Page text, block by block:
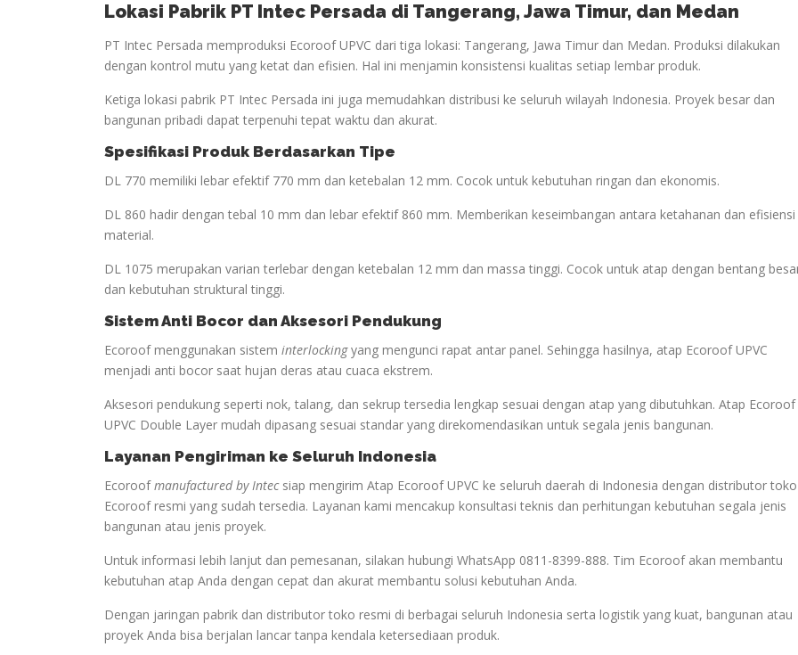
Lokasi Pabrik PT Intec Persada di Tangerang, Jawa Timur, dan Medan
PT Intec Persada memproduksi Ecoroof UPVC dari tiga lokasi: Tangerang, Jawa Timur dan Medan. Produksi dilakukan
dengan kontrol mutu yang ketat dan efisien. Hal ini menjamin konsistensi kualitas setiap lembar produk.
Ketiga lokasi pabrik PT Intec Persada ini juga memudahkan distribusi ke seluruh wilayah Indonesia. Proyek besar dan
bangunan pribadi dapat terpenuhi tepat waktu dan akurat.
Spesifikasi Produk Berdasarkan Tipe
DL 770 memiliki lebar efektif 770 mm dan ketebalan 12 mm. Cocok untuk kebutuhan ringan dan ekonomis.
DL 860 hadir dengan tebal 10 mm dan lebar efektif 860 mm. Memberikan keseimbangan antara ketahanan dan efisiensi
material.
DL 1075 merupakan varian terlebar dengan ketebalan 12 mm dan massa tinggi. Cocok untuk atap dengan bentang
dan kebutuhan struktural tinggi.
Sistem Anti Bocor dan Aksesori Pendukung
Ecoroof menggunakan sistem interlockingyang mengunci rapat antar panel. Sehingga hasilnya, atap Ecoroof UPVC
menjadi anti bocor saat hujan deras atau cuaca ekstrem.
Aksesori pendukung seperti nok, talang, dan sekrup tersedia lengkap sesuai dengan atap yang dibutuhkan. Atap Ecoroof
UPVC Double Layer mudah dipasang sesuai standar yang direkomendasikan untuk segala jenis bangunan.
Layanan Pengiriman ke Seluruh Indonesia
Ecoroofmanufactured by Intecsiap mengirim Atap Ecoroof UPVC ke seluruh daerah di Indonesia dengan distributor toko
Ecoroof resmi yang sudah tersedia. Layanan kami mencakup konsultasi teknis dan perhitungan kebutuhan segala jenis
bangunan atau jenis proyek.
Untuk informasi lebih lanjut dan pemesanan, silakan hubungi WhatsApp 0811-8399-888. Tim Ecoroof akan membantu
kebutuhan atap Anda dengan cepat dan akurat membantu solusi kebutuhan Anda.
Dengan jaringan pabrik dan distributor toko resmi di berbagai seluruh Indonesia serta logistik yang kuat, bangunan atau
proyek Anda bisa berjalan lancar tanpa kendala ketersediaan produk.